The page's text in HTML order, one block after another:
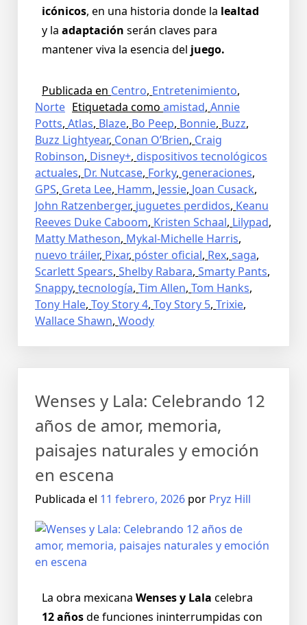
icónicos, en una historia donde la lealtad
y la adaptación serán claves para
mantener viva la esencia del juego.
Publicada en Centro, Entretenimiento,
Norte Etiquetada como amistad, Annie
Potts, Atlas, Blaze, Bo Peep, Bonnie, Buzz,
Buzz Lightyear, Conan O’Brien, Craig
Robinson, Disney+, dispositivos tecnológicos
actuales, Dr. Nutcase, Forky, generaciones,
GPS, Greta Lee, Hamm, Jessie, Joan Cusack,
John Ratzenberger, juguetes perdidos, Keanu
Reeves Duke Caboom, Kristen Schaal, Lilypad,
Matty Matheson, Mykal-Michelle Harris,
nuevo tráiler, Pixar, póster oficial, Rex, saga,
Scarlett Spears, Shelby Rabara, Smarty Pants,
Snappy, tecnología, Tim Allen, Tom Hanks,
Tony Hale, Toy Story 4, Toy Story 5, Trixie,
Wallace Shawn, Woody
Wenses y Lala: Celebrando 12
años de amor, memoria,
paisajes naturales y emoción
en escena
Publicada el 11 febrero, 2026 por Pryz Hill
La obra mexicana Wenses y Lala celebra
12 añosde funciones ininterrumpidas con